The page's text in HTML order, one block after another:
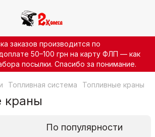
заказов производится по
50–100 грн на карту ФЛП — как
посылки. Спасибо за понимание.
Топливная система Топливные краны
краны
По популярности